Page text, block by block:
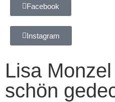
Facebook
Instagram
Lisa
schön